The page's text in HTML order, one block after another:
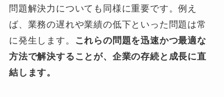
問題解決力についても同様に重要です。例え
ば、業務の遅れや業績の低下といった問題は常
に発生します。
これらの問題を迅速かつ最適な
方法で解決することが、企業の存続と成長に直
結します。